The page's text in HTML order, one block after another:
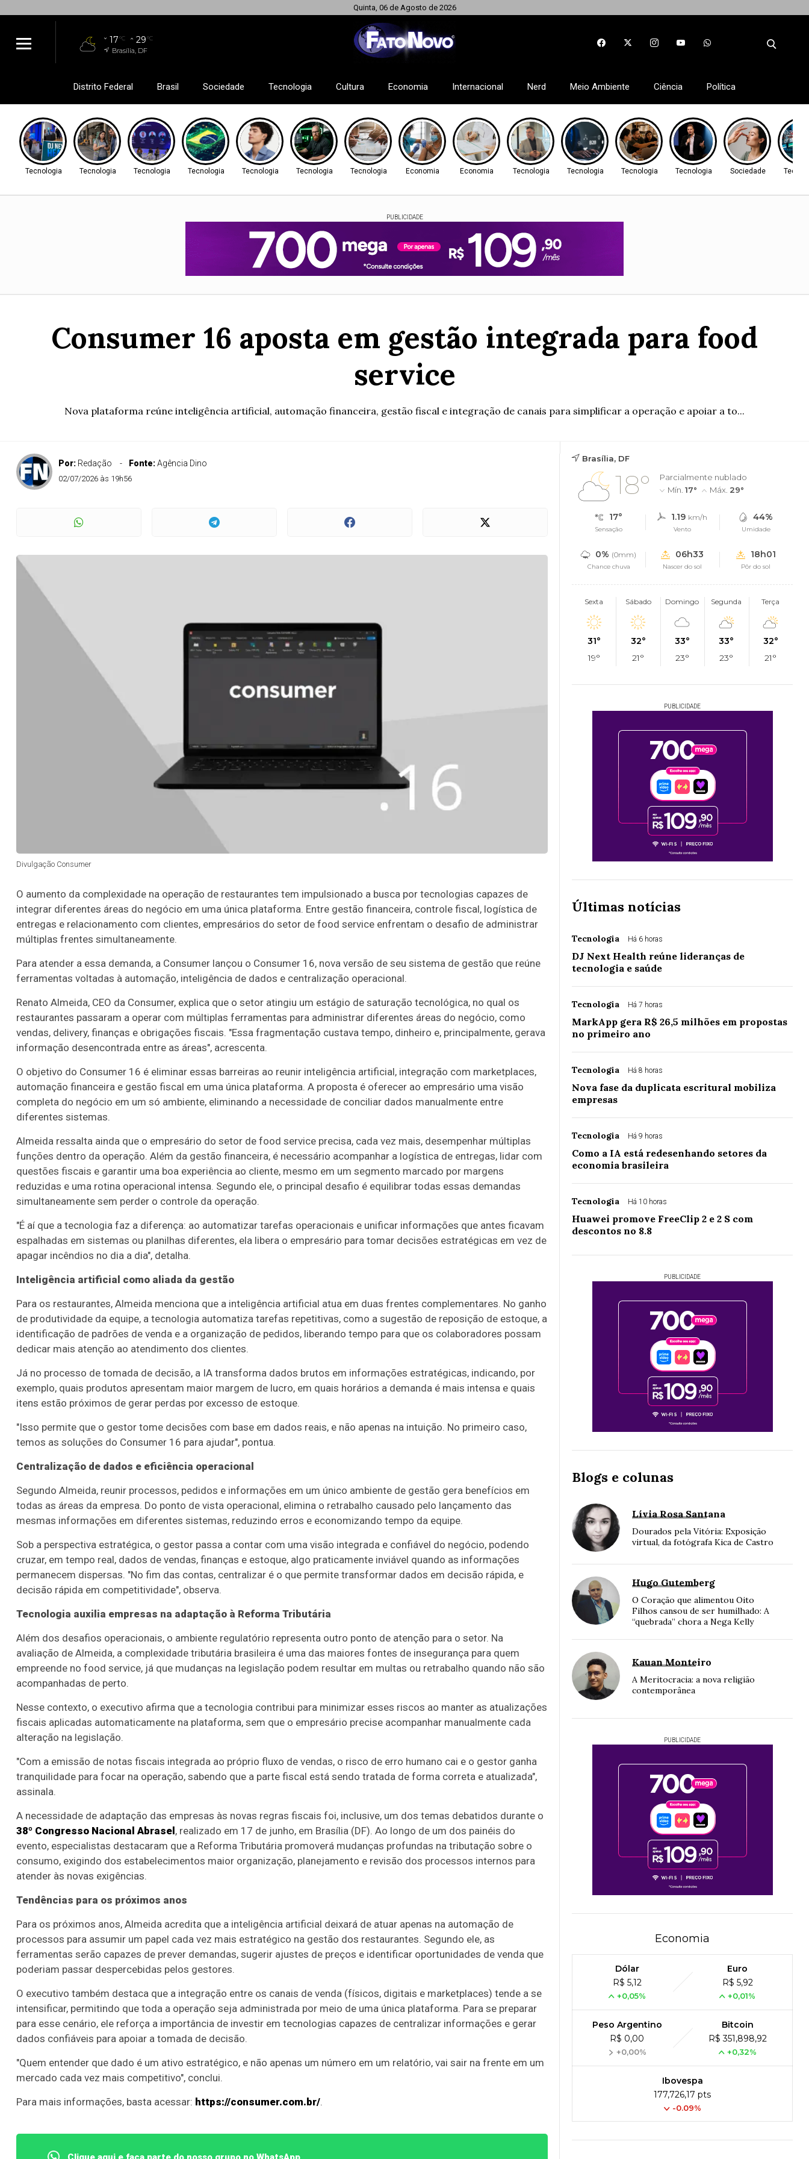
Quinta, 06 de Agosto de 2026
17°C 29°C
Brasília, DF
Distrito Federal Brasil Sociedade Tecnologia Cultura Economia Internacional Nerd Meio Ambiente Ciência Política
Tecnologia Tecnologia Tecnologia Tecnologia Tecnologia Tecnologia Tecnologia Economia Economia Tecnologia Tecnologia Tecnologia Tecnologia Sociedade
PUBLICIDADE
Consumer 16 aposta em gestão integrada para food
service
Nova plataforma reúne inteligência artificial, automação financeira, gestão fiscal e integração de canais para simplificar a operação e apoiar a to...
Por: Redação Fonte:Agência Dino
02/07/2026 às 19h56
Divulgação Consumer
O aumento da complexidade na operação de restaurantes tem impulsionado a busca por tecnologias capazes de
integrar diferentes áreas do negócio em uma única plataforma. Entre gestão financeira, controle fiscal, logística de
entregas e relacionamento com clientes, empresários do setor de food service enfrentam o desafio de administrar
múltiplas frentes simultaneamente.
Para atender a essa demanda, a Consumer lançou o Consumer 16, nova versão de seu sistema de gestão que reúne
ferramentas voltadas à automação, inteligência de dados e centralização operacional.
Renato Almeida, CEO da Consumer, explica que o setor atingiu um estágio de saturação tecnológica, no qual os
restaurantes passaram a operar com múltiplas ferramentas para administrar diferentes áreas do negócio, como
vendas, delivery, finanças e obrigações fiscais. "Essa fragmentação custava tempo, dinheiro e, principalmente, gerava
informação desencontrada entre as áreas", acrescenta.
O objetivo do Consumer 16 é eliminar essas barreiras ao reunir inteligência artificial, integração com marketplaces,
automação financeira e gestão fiscal em uma única plataforma. A proposta é oferecer ao empresário uma visão
completa do negócio em um só ambiente, eliminando a necessidade de conciliar dados manualmente entre
diferentes sistemas.
Almeida ressalta ainda que o empresário do setor de food service precisa, cada vez mais, desempenhar múltiplas
funções dentro da operação. Além da gestão financeira, é necessário acompanhar a logística de entregas, lidar com
questões fiscais e garantir uma boa experiência ao cliente, mesmo em um segmento marcado por margens
reduzidas e uma rotina operacional intensa. Segundo ele, o principal desafio é equilibrar todas essas demandas
simultaneamente sem perder o controle da operação.
"É aí que a tecnologia faz a diferença: ao automatizar tarefas operacionais e unificar informações que antes ficavam
espalhadas em sistemas ou planilhas diferentes, ela libera o empresário para tomar decisões estratégicas em vez de
apagar incêndios no dia a dia", detalha.
Inteligência artificial como aliada da gestão
Para os restaurantes, Almeida menciona que a inteligência artificial atua em duas frentes complementares. No ganho
de produtividade da equipe, a tecnologia automatiza tarefas repetitivas, como a sugestão de reposição de estoque, a
identificação de padrões de venda e a organização de pedidos, liberando tempo para que os colaboradores possam
dedicar mais atenção ao atendimento dos clientes.
Já no processo de tomada de decisão, a IA transforma dados brutos em informações estratégicas, indicando, por
exemplo, quais produtos apresentam maior margem de lucro, em quais horários a demanda é mais intensa e quais
itens estão próximos de gerar perdas por excesso de estoque.
"Isso permite que o gestor tome decisões com base em dados reais, e não apenas na intuição. No primeiro caso,
temos as soluções do Consumer 16 para ajudar", pontua.
Centralização de dados e eficiência operacional
Segundo Almeida, reunir processos, pedidos e informações em um único ambiente de gestão gera benefícios em
todas as áreas da empresa. Do ponto de vista operacional, elimina o retrabalho causado pelo lançamento das
mesmas informações em diferentes sistemas, reduzindo erros e economizando tempo da equipe.
Sob a perspectiva estratégica, o gestor passa a contar com uma visão integrada e confiável do negócio, podendo
cruzar, em tempo real, dados de vendas, finanças e estoque, algo praticamente inviável quando as informações
permanecem dispersas. "No fim das contas, centralizar é o que permite transformar dados em decisão rápida, e
decisão rápida em competitividade", observa.
Tecnologia auxilia empresas na adaptação à Reforma Tributária
Além dos desafios operacionais, o ambiente regulatório representa outro ponto de atenção para o setor. Na
avaliação de Almeida, a complexidade tributária brasileira é uma das maiores fontes de insegurança para quem
empreende no food service, já que mudanças na legislação podem resultar em multas ou retrabalho quando não são
acompanhadas de perto.
Nesse contexto, o executivo afirma que a tecnologia contribui para minimizar esses riscos ao manter as atualizações
fiscais aplicadas automaticamente na plataforma, sem que o empresário precise acompanhar manualmente cada
alteração na legislação.
"Com a emissão de notas fiscais integrada ao próprio fluxo de vendas, o risco de erro humano cai e o gestor ganha
tranquilidade para focar na operação, sabendo que a parte fiscal está sendo tratada de forma correta e atualizada",
assinala.
A necessidade de adaptação das empresas às novas regras fiscais foi, inclusive, um dos temas debatidos durante o
38º Congresso Nacional Abrasel, realizado em 17 de junho, em Brasília (DF). Ao longo de um dos painéis do
evento, especialistas destacaram que a Reforma Tributária promoverá mudanças profundas na tributação sobre o
consumo, exigindo dos estabelecimentos maior organização, planejamento e revisão dos processos internos para
atender às novas exigências.
Tendências para os próximos anos
Para os próximos anos, Almeida acredita que a inteligência artificial deixará de atuar apenas na automação de
processos para assumir um papel cada vez mais estratégico na gestão dos restaurantes. Segundo ele, as
ferramentas serão capazes de prever demandas, sugerir ajustes de preços e identificar oportunidades de venda que
poderiam passar despercebidas pelos gestores.
O executivo também destaca que a integração entre os canais de venda (físicos, digitais e marketplaces) tende a se
intensificar, permitindo que toda a operação seja administrada por meio de uma única plataforma. Para se preparar
para esse cenário, ele reforça a importância de investir em tecnologias capazes de centralizar informações e gerar
dados confiáveis para apoiar a tomada de decisão.
"Quem entender que dado é um ativo estratégico, e não apenas um número em um relatório, vai sair na frente em um
mercado cada vez mais competitivo", conclui.
Para mais informações, basta acessar: https://consumer.com.br/.
Brasília, DF
18°
Parcialmente nublado
Mín. 17° Máx. 29°
17°
Sensação
1.19 km/h
Vento
44%
Umidade
0% (0mm)
Chance chuva
06h33
Nascer do sol
18h01
Pôr do sol
Sexta
31°
19°
Sábado
32°
21°
Domingo
33°
23°
Segunda
33°
23°
Terça
32°
21°
PUBLICIDADE
Últimas notícias
Tecnologia Há 6 horas
DJ Next Health reúne lideranças de
tecnologia e saúde
Tecnologia Há 7 horas
MarkApp gera R$ 26,5 milhões em propostas
no primeiro ano
Tecnologia Há 8 horas
Nova fase da duplicata escritural mobiliza
empresas
Tecnologia Há 9 horas
Como a IA está redesenhando setores da
economia brasileira
Tecnologia Há 10 horas
Huawei promove FreeClip 2 e 2 S com
descontos no 8.8
PUBLICIDADE
Blogs e colunas
Lívia Rosa Santana
Dourados pela Vitória: Exposição
virtual, da fotógrafa Kica de Castro
Hugo Gutemberg
O Coração que alimentou Oito
Filhos cansou de ser humilhado: A
“quebrada” chora a Nega Kelly
Kauan Monteiro
A Meritocracia: a nova religião
contemporânea
PUBLICIDADE
Economia
Dólar
R$ 5,12
+0,05%
Euro
R$ 5,92
+0,01%
Peso Argentino
R$ 0,00
+0,00%
Bitcoin
R$ 351,898,92
+0,32%
Ibovespa
177,726,17 pts
-0.09%